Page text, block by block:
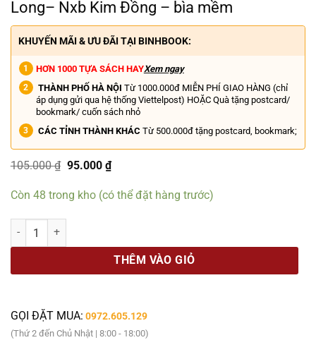
Long– Nxb Kim Đồng – bìa mềm
KHUYẾN MÃI & ƯU ĐÃI TẠI BINHBOOK:
HƠN 1000 TỰA SÁCH HAYXem ngay
THÀNH PHỐ HÀ NỘI Từ 1000.000đ MIỄN PHÍ GIAO HÀNG (chỉ
áp dụng gửi qua hệ thống Viettelpost) HOẶC Quà tặng postcard/
bookmark/ cuốn sách nhỏ
CÁC TỈNH THÀNH KHÁC Từ 500.000đ tặng postcard, bookmark;
105.000₫ Giá
105.000 ₫.
95.000 ₫Giá
tại
là:
Còn 48 trong kho (có thể đặt hàng trước)
(In màu toàn bộ, chữ ký họa sỹ Tạ Huy Long) NGƯỜI VIỆT GỌI TÔI
THÊM VÀO GIỎ
GỌI ĐẶT MUA: 0972.605.129
(Thứ 2 đến Chủ Nhật | 8:00 - 18:00)